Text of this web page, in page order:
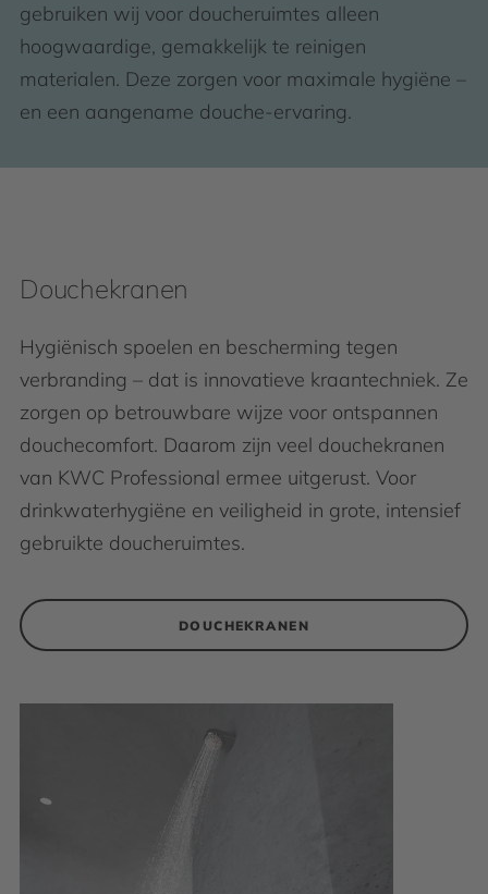
gebruiken wij voor doucheruimtes alleen
hoogwaardige, gemakkelijk te reinigen
materialen. Deze zorgen voor maximale hygiëne –
en een aangename douche-ervaring.
Douchekranen
Hygiënisch spoelen en bescherming tegen
verbranding – dat is innovatieve kraantechniek. Ze
zorgen op betrouwbare wijze voor ontspannen
douchecomfort. Daarom zijn veel douchekranen
van KWC Professional ermee uitgerust. Voor
drinkwaterhygiëne en veiligheid in grote, intensief
gebruikte doucheruimtes.
DOUCHEKRANEN